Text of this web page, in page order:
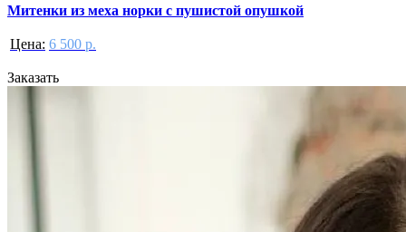
Митенки из меха норки с пушистой опушкой
Цена: 6 500 р.
Заказать